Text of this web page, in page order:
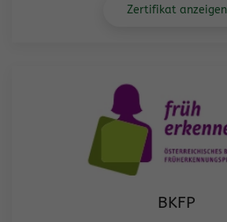
Zertifikat anzeigen
BKFP